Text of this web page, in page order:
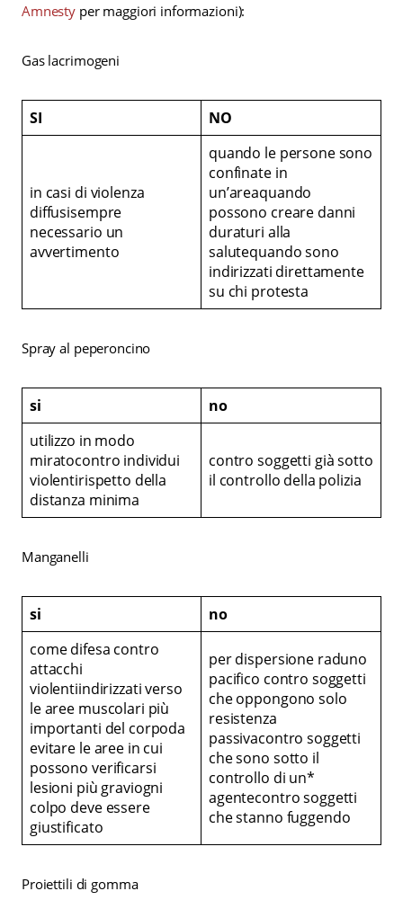
Amnesty per maggiori informazioni):
Gas lacrimogeni
SI NO
in casi di violenza
diffusisempre
necessario un
avvertimento
quando le persone sono
confinate in
un’areaquando
possono creare danni
duraturi alla
salutequando sono
indirizzati direttamente
su chi protesta
Spray al peperoncino
si
no
utilizzo in modo
miratocontro individui
violentirispetto della
distanza minima
contro soggetti già sotto
il controllo della polizia
Manganelli
si
no
come difesa contro
attacchi
violentiindirizzati verso
le aree muscolari più
importanti del corpoda
evitare le aree in cui
possono verificarsi
lesioni più graviogni
colpo deve essere
giustificato
per dispersione raduno
pacifico contro soggetti
che oppongono solo
resistenza
passivacontro soggetti
che sono sotto il
controllo di un*
agentecontro soggetti
che stanno fuggendo
Proiettili di gomma